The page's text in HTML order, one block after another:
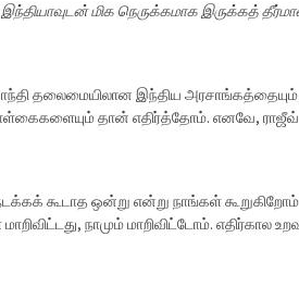
மிக நெருக்கமாக இருக்கத்
தலைமையிலான இந்திய அரசாங்கத்தையும்,
தான் எதிர்த்தோம். எனவே, ராஜீவ்
கூடாத ஒன்று என்று நாங்கள்
நாமும் மாறிவிட்டோம். எதிர்கால